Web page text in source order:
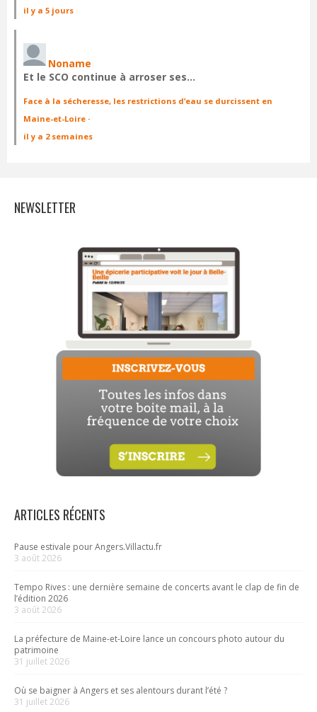
il y a 5 jours
Noname
Et le SCO continue à arroser ses…
Face à la sécheresse, les restrictions d’eau se durcissent en
Maine-et-Loire ·
il y a 2 semaines
NEWSLETTER
ARTICLES RÉCENTS
Pause estivale pour Angers.Villactu.fr
3 août 2026
Tempo Rives : une dernière semaine de concerts avant le clap de fin de
l’édition 2026
3 août 2026
La préfecture de Maine-et-Loire lance un concours photo autour du
patrimoine
31 juillet 2026
Où se baigner à Angers et ses alentours durant l’été ?
31 juillet 2026